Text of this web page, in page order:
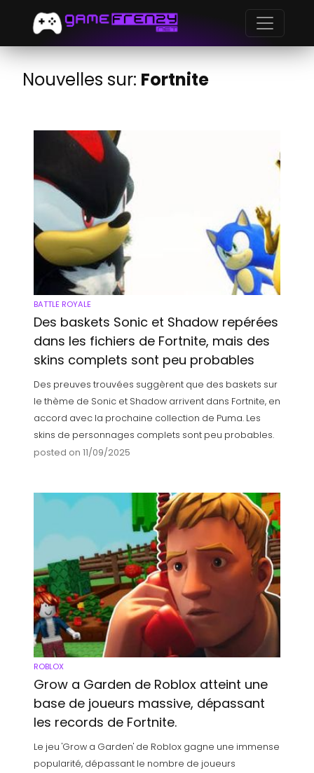
Nouvelles sur: Fortnite
BATTLE ROYALE
Des baskets Sonic et Shadow repérées
dans les fichiers de Fortnite, mais des
skins complets sont peu probables
Des preuves trouvées suggèrent que des baskets sur
le thème de Sonic et Shadow arrivent dans Fortnite, en
accord avec la prochaine collection de Puma. Les
skins de personnages complets sont peu probables.
posted on 11/09/2025
ROBLOX
Grow a Garden de Roblox atteint une
base de joueurs massive, dépassant
les records de Fortnite.
Le jeu 'Grow a Garden' de Roblox gagne une immense
popularité, dépassant le nombre de joueurs